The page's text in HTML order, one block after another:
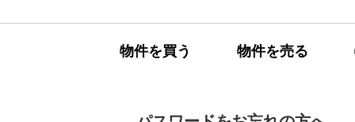
物件を買う 物件を売る